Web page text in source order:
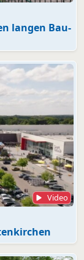
langen Bau-
Video